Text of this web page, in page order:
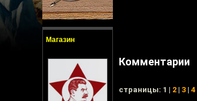
Магазин
Комментарии
cтраницы: 1 | 2 | 3 | 4